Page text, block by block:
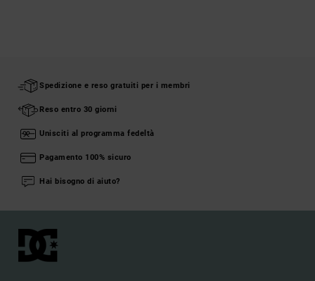
Spedizione e reso gratuiti per i membri
Reso entro 30 giorni
Unisciti al programma fedeltà
Pagamento 100% sicuro
Hai bisogno di aiuto?